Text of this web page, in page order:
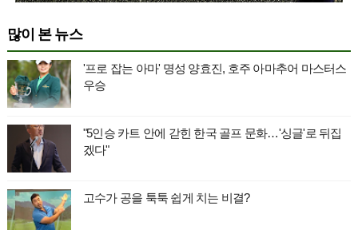
많이 본 뉴스
'프로 잡는 아마' 명성 양효진, 호주 아마추어 마스터스
우승
"5인승 카트 안에 갇힌 한국 골프 문화…'싱글'로 뒤집
겠다"
고수가 공을 툭툭 쉽게 치는 비결?